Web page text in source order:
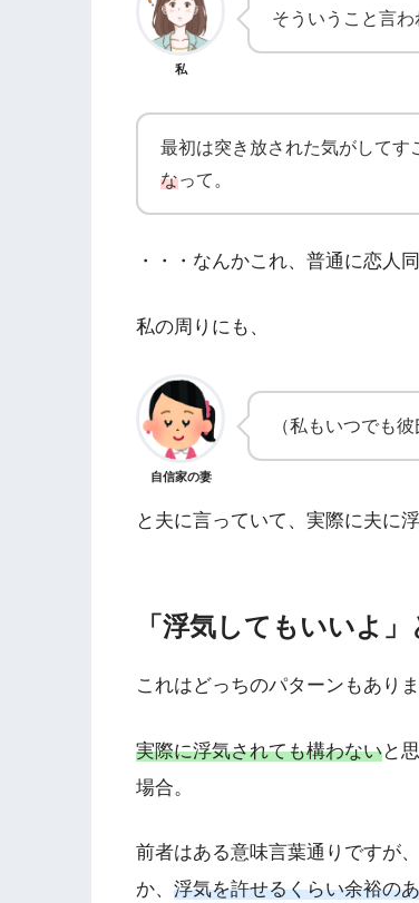
私
そういうこと言
最初は突き放された気がしてす
なって。
・・・なんかこれ、普通に恋人
私の周りにも、
自信家の妻
（私もいつでも
と夫に言っていて、実際に夫に
「浮気してもいいよ
これはどっちのパターンもありま
実際に浮気されても構わないと
場合。
前者はある意味言葉通りですが
か、 浮気を許せるくらい余裕の